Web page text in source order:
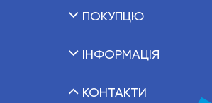
ПОКУПЦЮ
ІНФОРМАЦІЯ
КОНТАКТИ